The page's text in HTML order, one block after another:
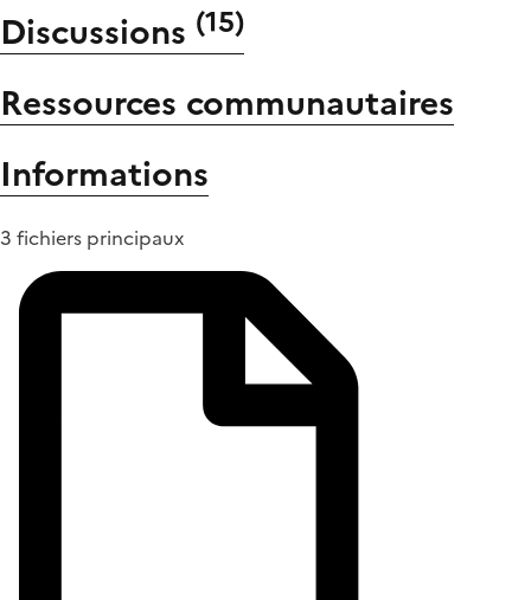
Discussions (15)
Ressources communautaires
Informations
3 fichiers principaux